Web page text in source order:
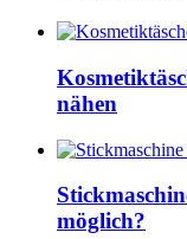
nähen
möglich?